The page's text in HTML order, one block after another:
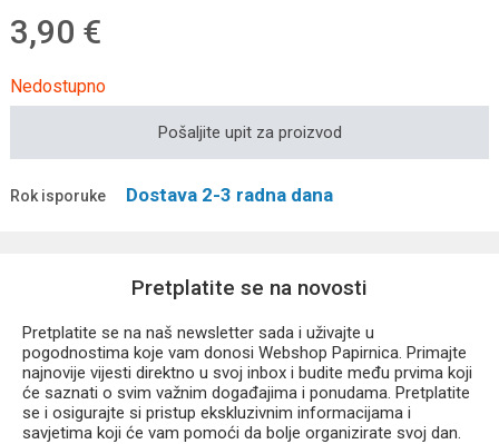
3,90 €
Nedostupno
Pošaljite upit za proizvod
Rok isporuke Dostava 2-3 radna dana
Pretplatite se na novosti
Pretplatite se na naš newsletter sada i uživajte u
pogodnostima koje vam donosi Webshop Papirnica. Primajte
najnovije vijesti direktno u svoj inbox i budite među prvima koji
će saznati o svim važnim događajima i ponudama. Pretplatite
se i osigurajte si pristup ekskluzivnim informacijama i
savjetima koji će vam pomoći da bolje organizirate svoj dan.